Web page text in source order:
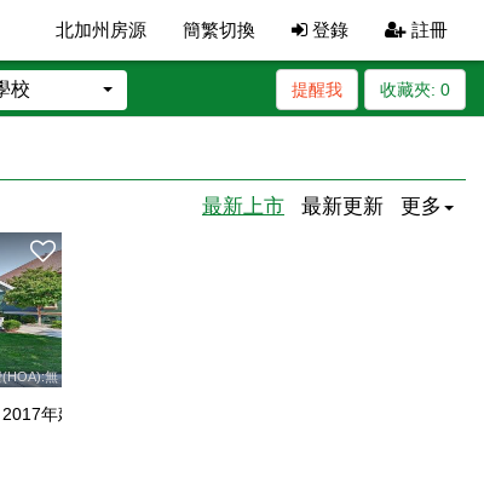
北加州房源 簡繁切換 登錄 註冊
校 收藏夾: 0
提醒我
最新上市 最新更新 更多
(HOA):無
2017年建